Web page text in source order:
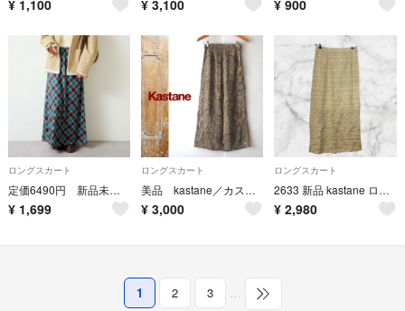
¥ 1,100 ¥ 3,100 ¥ 900
ロングスカート
定価6490円 新品未開封【Kastane】アソートシアースカート
¥ 1,699
ロングスカート
美品 kastane／カスタネ★ ペーズリー柄 ロングスカート F
¥ 3,000
ロングスカート
2633 新品 kastane ロングスカート アイボリー レーヨン 麻 リネン
¥ 2,980
1 2 3 …